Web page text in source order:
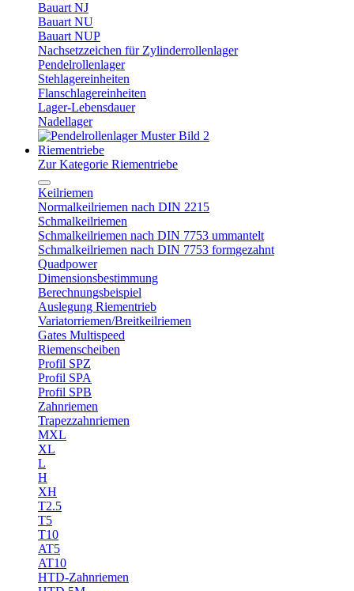
Bauart NJ
Bauart NU
Bauart NUP
Nachsetzzeichen für Zylinderrollenlager
Pendelrollenlager
Stehlagereinheiten
Flanschlagereinheiten
Lager-Lebensdauer
Nadellager
Riementriebe
Zur Kategorie Riementriebe
Keilriemen
Normalkeilriemen nach DIN 2215
Schmalkeilriemen
Schmalkeilriemen nach DIN 7753 ummantelt
Schmalkeilriemen nach DIN 7753 formgezahnt
Quadpower
Dimensionsbestimmung
Berechnungsbeispiel
Auslegung Riementrieb
Variatorriemen/Breitkeilriemen
Gates Multispeed
Riemenscheiben
Profil SPZ
Profil SPA
Profil SPB
Zahnriemen
Trapezzahnriemen
MXL
XL
L
H
XH
T2.5
T5
T10
AT5
AT10
HTD-Zahnriemen